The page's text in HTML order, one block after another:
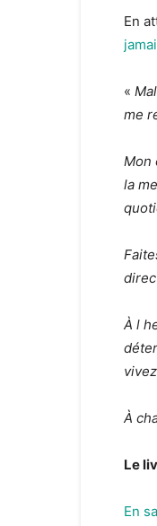
En
«
me
Mon
la
À l
À
Le
En